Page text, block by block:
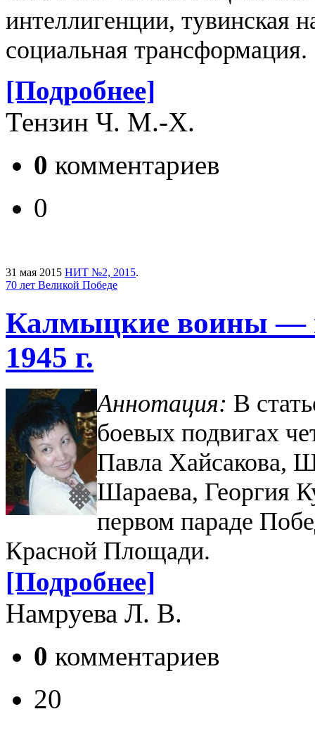
интеллигенции, тувинская
социальная трансформация.
[Подробнее]
Тензин Ч. М.-Х.
0 комментариев
0
31 мая 2015 НИТ №2, 2015.
70 лет Великой Победе
Калмыцкие воины —
1945 г.
Аннотация: В
боевых подвигах
Павла Хайсакова,
Шараева, Георгия
первом параде
Красной Площади.
[Подробнее]
Намруева Л. В.
0 комментариев
20